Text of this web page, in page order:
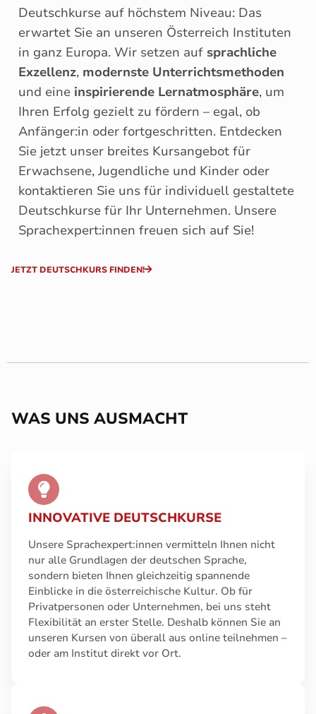
Deutschkurse auf höchstem Niveau: Das
erwartet Sie an unseren Österreich Instituten
in ganz Europa. Wir setzen auf sprachliche
Exzellenz, modernste Unterrichtsmethoden
und eine inspirierende Lernatmosphäre, um
Ihren Erfolg gezielt zu fördern – egal, ob
Anfänger:in oder fortgeschritten. Entdecken
Sie jetzt unser breites Kursangebot für
Erwachsene, Jugendliche und Kinder oder
kontaktieren Sie uns für individuell gestaltete
Deutschkurse für Ihr Unternehmen. Unsere
Sprachexpert:innen freuen sich auf Sie!
JETZT DEUTSCHKURS FINDEN!
WAS UNS AUSMACHT
INNOVATIVE DEUTSCHKURSE
Unsere Sprachexpert:innen vermitteln Ihnen nicht
nur alle Grundlagen der deutschen Sprache,
sondern bieten Ihnen gleichzeitig spannende
Einblicke in die österreichische Kultur. Ob für
Privatpersonen oder Unternehmen, bei uns steht
Flexibilität an erster Stelle. Deshalb können Sie an
unseren Kursen von überall aus online teilnehmen –
oder am Institut direkt vor Ort.